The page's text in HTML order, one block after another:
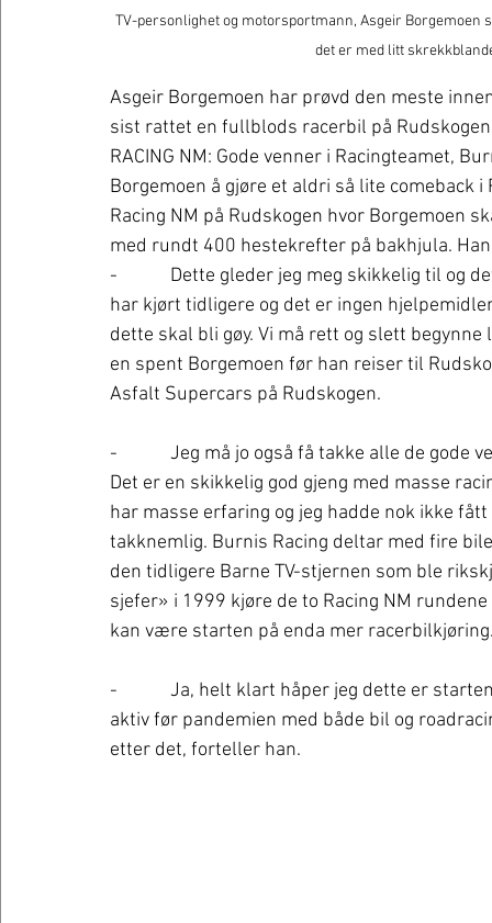
TV-personlighet og motorsportmann, Asgeir Borgemoen
det er med litt
Asgeir Borgemoen har prøvd den meste
sist rattet en fullblods racerbil på
RACING NM: Gode venner i Racingteamet,
Borgemoen å gjøre et aldri så lite comeback
Racing NM på Rudskogen hvor Borgemoen
med rundt 400 hestekrefter på bakhjula.
-            Dette gleder jeg meg skikkelig
har kjørt tidligere og det er ingen
dette skal bli gøy. Vi må rett og slett
en spent Borgemoen før han reiser til
Asfalt Supercars på Rudskogen.
-            Jeg må jo også få takke alle de
Det er en skikkelig god gjeng med masse
har masse erfaring og jeg hadde nok ikke
takknemlig. Burnis Racing deltar med fire
den tidligere Barne TV-stjernen som ble
sjefer» i 1999 kjøre de to Racing NM
kan være starten på enda mer
-            Ja, helt klart håper jeg dette er
aktiv før pandemien med både bil og
etter det, forteller han.